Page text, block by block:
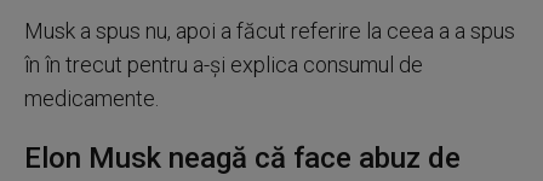
Musk a spus nu, apoi a făcut referire la ceea a a spus
în în trecut pentru a-şi explica consumul de
medicamente.
Elon Musk neagă că face abuz de